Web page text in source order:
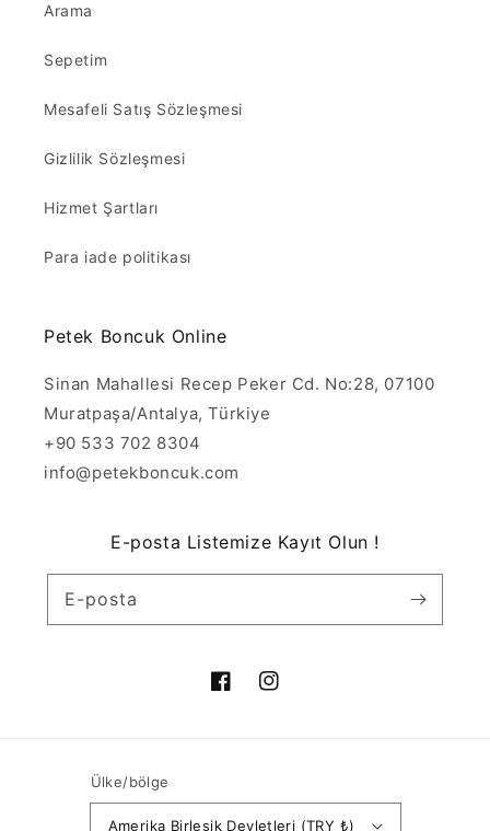
Arama
Sepetim
Mesafeli Satış Sözleşmesi
Gizlilik Sözleşmesi
Hizmet Şartları
Para iade politikası
Petek Boncuk Online
Sinan Mahallesi Recep Peker Cd. No:28, 07100
Muratpaşa/Antalya, Türkiye
+90 533 702 8304
info@petekboncuk.com
E-posta Listemize Kayıt Olun !
E-posta
FacebookInstagram
Ülke/bölge
Amerika Birleşik Devletleri (TRY ₺)